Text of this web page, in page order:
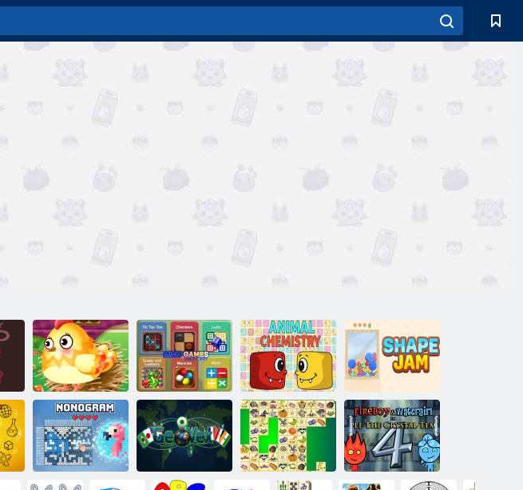
Word Connect
online
Giochi mentali
per 2 giocatori
Chimica animale
Forma
marmellata